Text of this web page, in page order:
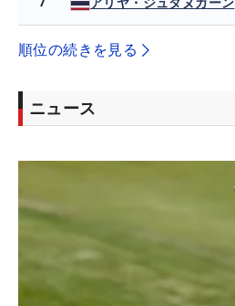
順位の続きを見る
ニュース